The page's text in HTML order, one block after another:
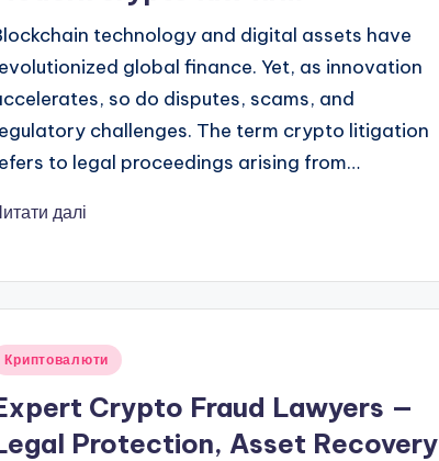
technology and digital assets have
global finance. Yet, as innovation
so do disputes, scams, and
challenges. The term crypto litigation
to legal proceedings arising from…
далі
Криптовалюти
Crypto Fraud Lawyers —
Protection, Asset Recovery